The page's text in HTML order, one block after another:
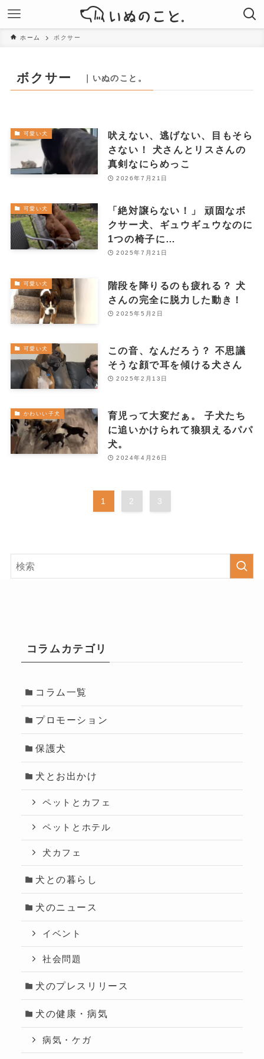
ホーム ボクサー
ボクサー ｜いぬのこと。
可愛い犬
吠えない、逃げない、目もそら
さない！ 犬さんとリスさんの
真剣なにらめっこ
2026年7月21日
可愛い犬
「絶対譲らない！」 頑固なボ
クサー犬、ギュウギュウなのに
1つの椅子に…
2025年7月21日
可愛い犬
階段を降りるのも疲れる？ 犬
さんの完全に脱力した動き！
2025年5月2日
可愛い犬
この音、なんだろう？ 不思議
そうな顔で耳を傾ける犬さん
2025年2月13日
かわいい子犬
育児って大変だぁ。 子犬たち
に追いかけられて狼狽えるパパ
犬。
2024年4月26日
1 2 3
コラムカテゴリ
コラム一覧
プロモーション
保護犬
犬とお出かけ
ペットとカフェ
ペットとホテル
犬カフェ
犬との暮らし
犬のニュース
イベント
社会問題
犬のプレスリリース
犬の健康・病気
病気・ケガ